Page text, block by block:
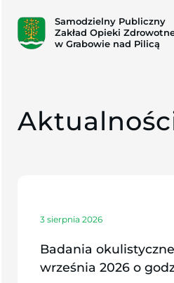
Samodzielny Publiczny
Zakład Opieki
w Grabowie nad Pilicą
Aktualnośc
3 sierpnia 2026
Badania
września 2026 o